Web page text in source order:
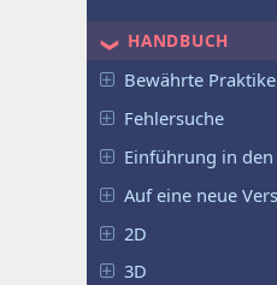
HANDBUCH
Bewährte
Fehlersuche
Einführung in
Auf eine neue
2D
3D